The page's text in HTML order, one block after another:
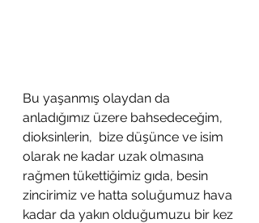
Bu yaşanmış olaydan da
anladığımız üzere bahsedeceğim,
dioksinlerin,  bize düşünce ve isim
olarak ne kadar uzak olmasına
rağmen tükettiğimiz gıda, besin
zincirimiz ve hatta soluğumuz hava
kadar da yakın olduğumuzu bir kez